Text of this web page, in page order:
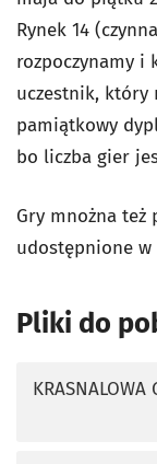
Rynek 14
rozpoczynamy i
uczestnik, który
pamiątkowy
bo liczba gier
Gry mnożna też
udostępnione
Pliki do